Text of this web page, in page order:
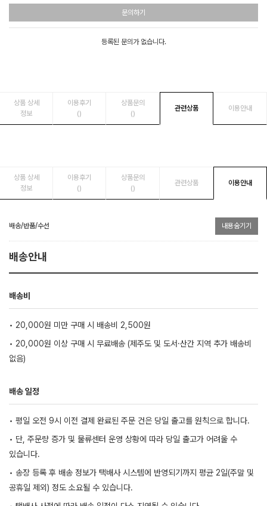
문의하기
등록된 문의가 없습니다.
상품 상세
정보
이용후기
()
상품문의
()
관련상품 이용안내
상품 상세
정보
이용후기
()
상품문의
()
관련상품 이용안내
배송/반품/수선 내용숨기기
배송안내
배송비
• 20,000원 미만 구매 시 배송비 2,500원
• 20,000원 이상 구매 시 무료배송 (제주도 및 도서·산간 지역 추가 배송비
없음)
배송 일정
• 평일 오전 9시 이전 결제 완료된 주문 건은 당일 출고를 원칙으로 합니다.
• 단, 주문량 증가 및 물류센터 운영 상황에 따라 당일 출고가 어려울 수
있습니다.
• 송장 등록 후 배송 정보가 택배사 시스템에 반영되기까지 평균 2일(주말 및
공휴일 제외) 정도 소요될 수 있습니다.